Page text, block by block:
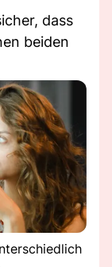
dass
beiden